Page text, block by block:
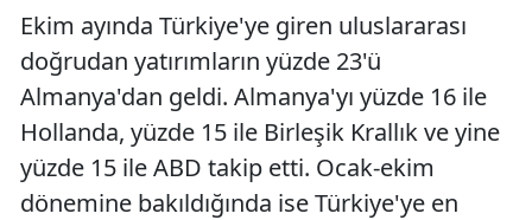
Ekim ayında Türkiye'ye giren uluslararası
doğrudan yatırımların yüzde 23'ü
Almanya'dan geldi. Almanya'yı yüzde 16 ile
Hollanda, yüzde 15 ile Birleşik Krallık ve yine
yüzde 15 ile ABD takip etti. Ocak-ekim
dönemine bakıldığında ise Türkiye'ye en